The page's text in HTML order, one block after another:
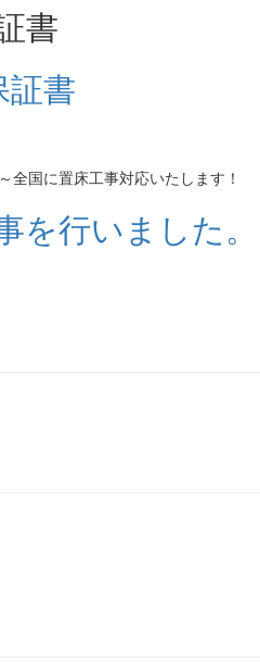
書
国に置床工事対応いたします！
行いました。